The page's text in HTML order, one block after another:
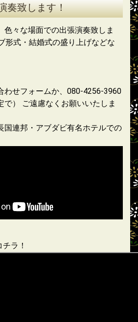
奏致します！
色々な場面での出張演奏致しま
形式・結婚式の盛り上げなどな
わせフォームか、080-4256-3960
で） ご遠慮なくお願いいたしま
国連邦・アブダビ有名ホテルでの
ラ！